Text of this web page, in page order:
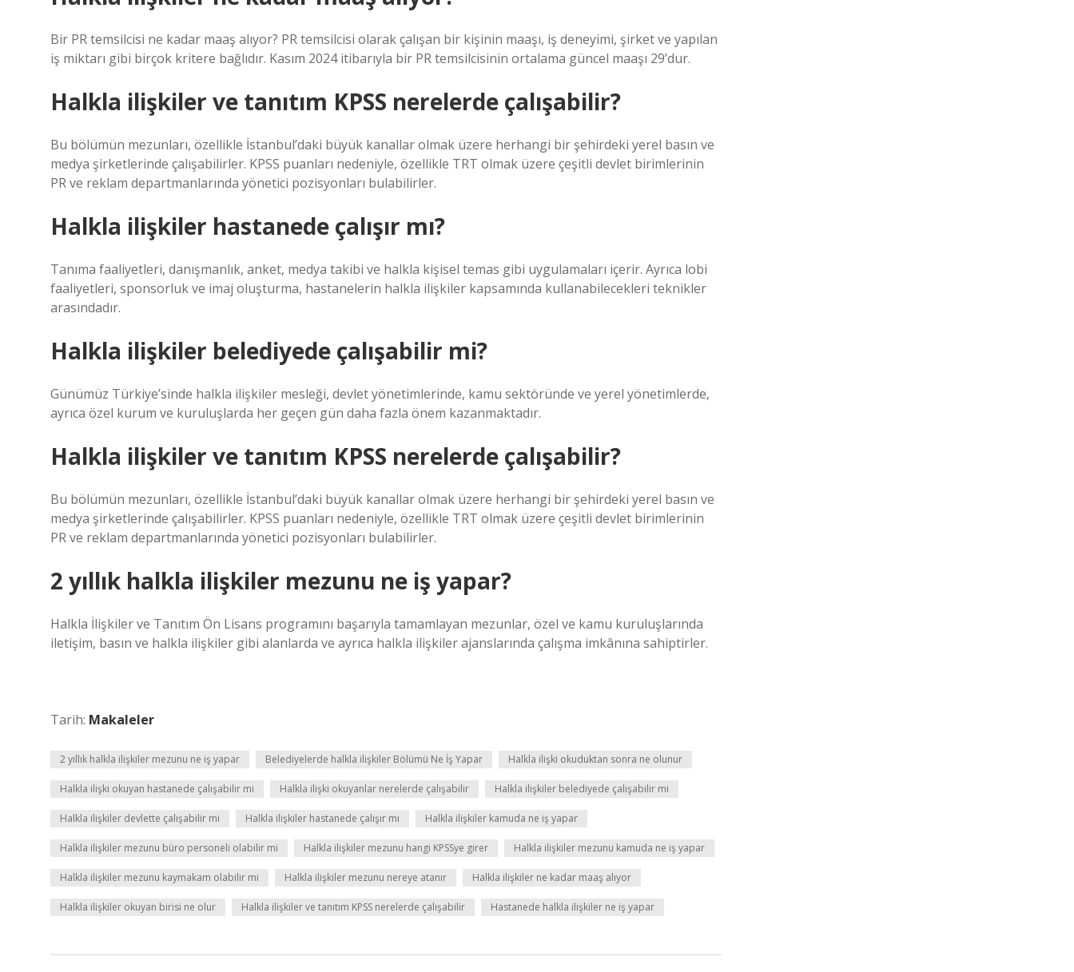
Bir PR temsilcisi ne kadar maaş alıyor? PR temsilcisi olarak çalışan bir kişinin maaşı, iş deneyimi, şirket ve yapılan
iş miktarı gibi birçok kritere bağlıdır. Kasım 2024 itibarıyla bir PR temsilcisinin ortalama güncel maaşı 29’dur.
Halkla ilişkiler ve tanıtım KPSS nerelerde çalışabilir?
Bu bölümün mezunları, özellikle İstanbul’daki büyük kanallar olmak üzere herhangi bir şehirdeki yerel basın ve
medya şirketlerinde çalışabilirler. KPSS puanları nedeniyle, özellikle TRT olmak üzere çeşitli devlet birimlerinin
PR ve reklam departmanlarında yönetici pozisyonları bulabilirler.
Halkla ilişkiler hastanede çalışır mı?
Tanıma faaliyetleri, danışmanlık, anket, medya takibi ve halkla kişisel temas gibi uygulamaları içerir. Ayrıca lobi
faaliyetleri, sponsorluk ve imaj oluşturma, hastanelerin halkla ilişkiler kapsamında kullanabilecekleri teknikler
arasındadır.
Halkla ilişkiler belediyede çalışabilir mi?
Günümüz Türkiye’sinde halkla ilişkiler mesleği, devlet yönetimlerinde, kamu sektöründe ve yerel yönetimlerde,
ayrıca özel kurum ve kuruluşlarda her geçen gün daha fazla önem kazanmaktadır.
Halkla ilişkiler ve tanıtım KPSS nerelerde çalışabilir?
Bu bölümün mezunları, özellikle İstanbul’daki büyük kanallar olmak üzere herhangi bir şehirdeki yerel basın ve
medya şirketlerinde çalışabilirler. KPSS puanları nedeniyle, özellikle TRT olmak üzere çeşitli devlet birimlerinin
PR ve reklam departmanlarında yönetici pozisyonları bulabilirler.
2 yıllık halkla ilişkiler mezunu ne iş yapar?
Halkla İlişkiler ve Tanıtım Ön Lisans programını başarıyla tamamlayan mezunlar, özel ve kamu kuruluşlarında
iletişim, basın ve halkla ilişkiler gibi alanlarda ve ayrıca halkla ilişkiler ajanslarında çalışma imkânına sahiptirler.
Tarih: Makaleler
2 yıllık halkla ilişkiler mezunu ne iş yapar Belediyelerde halkla ilişkiler Bölümü Ne İş Yapar Halkla ilişki okuduktan sonra ne olunur
Halkla ilişki okuyan hastanede çalışabilir mi Halkla ilişki okuyanlar nerelerde çalışabilir Halkla ilişkiler belediyede çalışabilir mi
Halkla ilişkiler devlette çalışabilir mi Halkla ilişkiler hastanede çalışır mı Halkla ilişkiler kamuda ne iş yapar
Halkla ilişkiler mezunu büro personeli olabilir mi Halkla ilişkiler mezunu hangi KPSSye girer Halkla ilişkiler mezunu kamuda ne iş yapar
Halkla ilişkiler mezunu kaymakam olabilir mi Halkla ilişkiler mezunu nereye atanır Halkla ilişkiler ne kadar maaş alıyor
Halkla ilişkiler okuyan birisi ne olur Halkla ilişkiler ve tanıtım KPSS nerelerde çalışabilir Hastanede halkla ilişkiler ne iş yapar